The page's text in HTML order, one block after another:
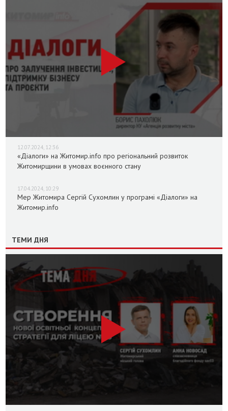
12.07.2024, 12:36
«Діалоги» на Житомир.info про регіональний розвиток
Житомирщини в умовах воєнного стану
17.04.2024, 10:29
Мер Житомира Сергій Сухомлин у програмі «Діалоги» на
Житомир.info
ТЕМИ ДНЯ